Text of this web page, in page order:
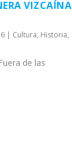
VIZCAÍNA
| Cultura, Historia,
de las